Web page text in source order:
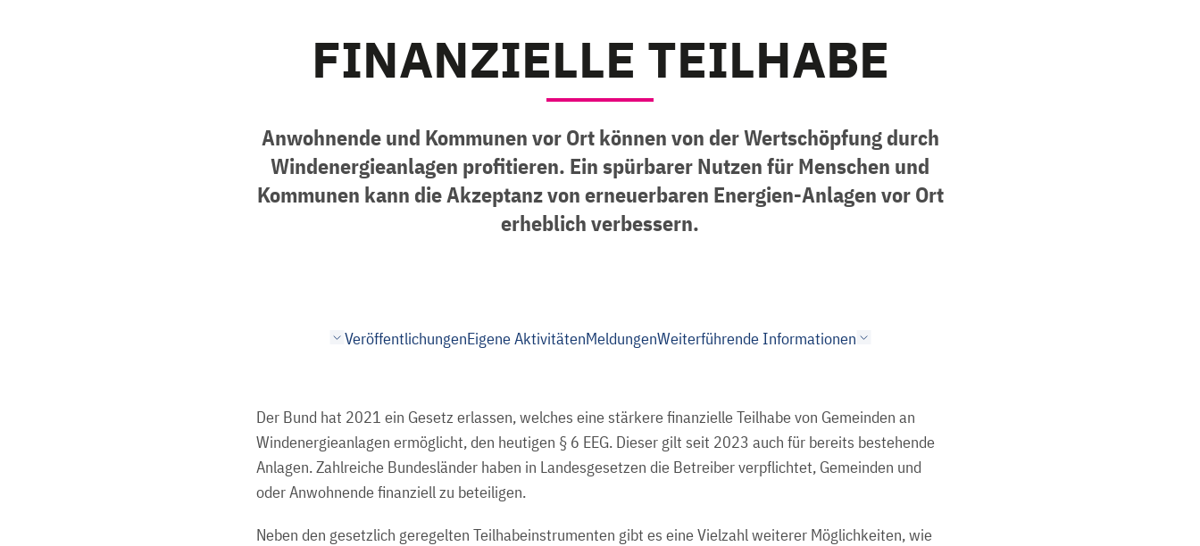
FINANZIELLE TEILHABE
Anwohnende und Kommunen vor Ort können von der Wertschöpfung durch
Windenergieanlagen profitieren. Ein spürbarer Nutzen für Menschen und
Kommunen kann die Akzeptanz von erneuerbaren Energien-Anlagen vor Ort
erheblich verbessern.
VeröffentlichungenEigene AktivitätenMeldungenWeiterführende Informationen
Der Bund hat 2021 ein Gesetz erlassen, welches eine stärkere finanzielle Teilhabe von Gemeinden an
Windenergieanlagen ermöglicht, den heutigen § 6 EEG. Dieser gilt seit 2023 auch für bereits bestehende
Anlagen. Zahlreiche Bundesländer haben in Landesgesetzen die Betreiber verpflichtet, Gemeinden und
oder Anwohnende finanziell zu beteiligen.
Neben den gesetzlich geregelten Teilhabeinstrumenten gibt es eine Vielzahl weiterer Möglichkeiten, wie